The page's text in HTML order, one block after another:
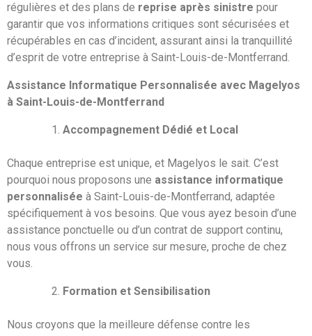
régulières et des plans de reprise après sinistre pour
garantir que vos informations critiques sont sécurisées et
récupérables en cas d’incident, assurant ainsi la tranquillité
d’esprit de votre entreprise à Saint-Louis-de-Montferrand.
Assistance Informatique Personnalisée avec Magelyos
à Saint-Louis-de-Montferrand
Accompagnement Dédié et Local
Chaque entreprise est unique, et Magelyos le sait. C’est
pourquoi nous proposons une assistance informatique
personnalisée à Saint-Louis-de-Montferrand, adaptée
spécifiquement à vos besoins. Que vous ayez besoin d’une
assistance ponctuelle ou d’un contrat de support continu,
nous vous offrons un service sur mesure, proche de chez
vous.
Formation et Sensibilisation
Nous croyons que la meilleure défense contre les